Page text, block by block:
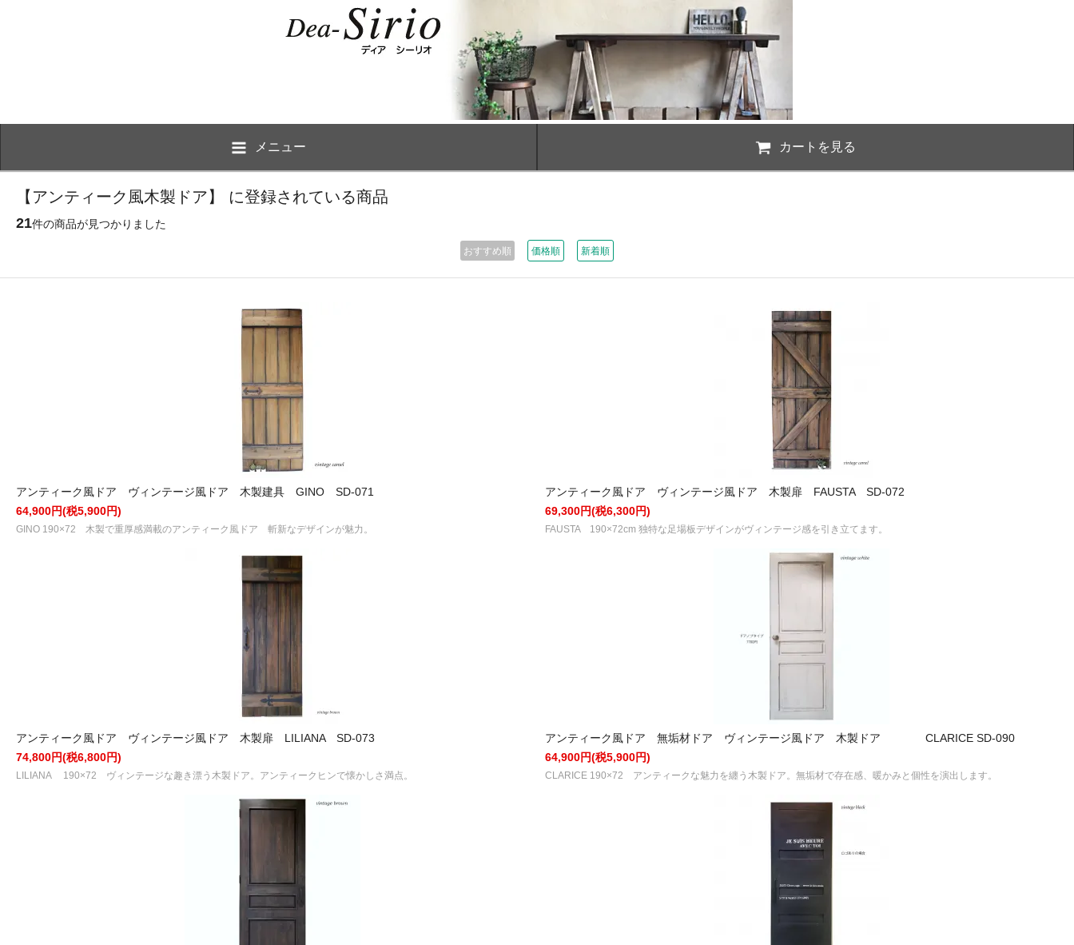
メニュー カートを見る
【アンティーク風木製ドア】 に登録されている商品
21件の商品が見つかりました
おすすめ順 価格順 新着順
アンティーク風ドア ヴィンテージ風ドア 木製建具 GINO SD-071
64,900円(税5,900円)
GINO 190×72 木製で重厚感満載のアンティーク風ドア 斬新なデザインが魅力。
アンティーク風ドア ヴィンテージ風ドア 木製扉 FAUSTA SD-072
69,300円(税6,300円)
FAUSTA 190×72cm 独特な足場板デザインがヴィンテージ感を引き立てます。
アンティーク風ドア ヴィンテージ風ドア 木製扉 LILIANA SD-073
74,800円(税6,800円)
LILIANA 190×72 ヴィンテージな趣き漂う木製ドア。アンティークヒンで懐かしさ満点。
アンティーク風ドア 無垢材ドア ヴィンテージ風ドア 木製ドア CLARICE SD-090
64,900円(税5,900円)
CLARICE 190×72 アンティークな魅力を纏う木製ドア。無垢材で存在感、暖かみと個性を演出します。